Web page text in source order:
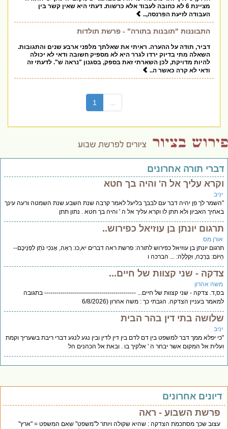
מציינת 6 לא כחובה לעבוד אלא כרשות. דעתי היא שאין קשר בין
העבודה לזיעת הפרנסה,..
התבוננות "תובנות בתורה" - פרשת תולדות
דביר, תודה על ההערה. ראיתי את שאלתך מלפני ארבע שנים והתגובות.
השאלה מתי בדיוק ירדו לגרר היא לא מספיק חשובה ודאי לא יכולה
להיות מדויקת, לכן השארתי זאת בספק, בסגנון "נראה ש". לדעתי זה
ודאי לא קרה כאשר ה..
1
דברי תורה אחרונים
וקרא עליך אל ה' והיה בך חטא
יניב
"השמר לך פן יהיה דבר עם לבבך בליעל לאמר קרבה שנת השבע שנת השמטה ורעה עינך
באחיך האביון ולא תתן לו וקרא עליך אל ה ' והיה בך חטא . נתון תתן
תרגום יונתן בן עוזיאל כפירוש..
אורן מס
תרגום יונתן בן עוזיאל כפירוש לתורה: פרשת ראה דברים יא,כו: רְאֵה, אָנֹכִי נֹתֵן לִפְנֵיכֶם--
הַיּוֹם: בְּרָכָה, וּקְלָלָה: ... הברכה ו
צדקה - שני קצוות של חיים...
משה אהרון
בס,ד. צדקה - שני קצוות של חיים... --------------------------------------------- בתגובה
למאמר בעניין הצדקה. הגבתי כך : משה אהרון (6/8/2026
שלושה בתי דין בהר הבית
יניב
"כי יפלא ממך דבר למשפט בין דם לדם בין דין לדין ובין נגע לנגע דברי ריבת בשעריך וקמת
ועלית אל המקום אשר יבחר ה ' אלקיך בו . ובאת אל הכהנים הל
דיונים אחרונים
פרשת השבוע - ראה
עצוב שכך מסתכמת הצדקה : שהיא שקולה ויותר ל"משפט" שאם המשפט = "ארץ"